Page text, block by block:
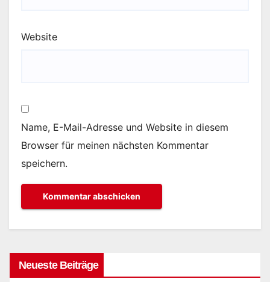
Website
Name, E-Mail-Adresse und Website in diesem
Browser für meinen nächsten Kommentar
speichern.
Neueste Beiträge